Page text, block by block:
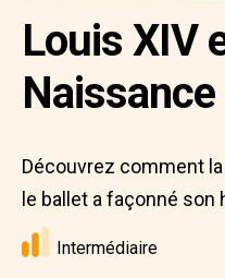
Louis XIV
Découvrez comment
le ballet a façonné
Intermédiaire